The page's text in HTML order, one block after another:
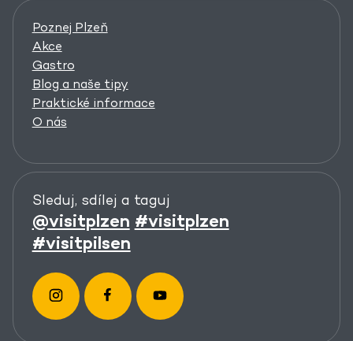
Poznej Plzeň
Akce
Gastro
Blog a naše tipy
Praktické informace
O nás
Sleduj, sdílej a taguj
@visitplzen #visitplzen
#visitpilsen